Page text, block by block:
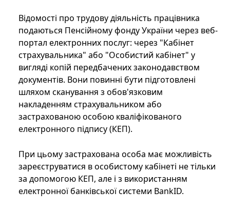
Відомості про трудову діяльність працівника
подаються Пенсійному фонду України через веб-
портал електронних послуг: через "Кабінет
страхувальника" або "Особистий кабінет" у
вигляді копій передбачених законодавством
документів. Вони повинні бути підготовлені
шляхом сканування з обов'язковим
накладенням страхувальником або
застрахованою особою кваліфікованого
електронного підпису (КЕП).
При цьому застрахована особа має можливість
зареєструватися в особистому кабінеті не тільки
за допомогою КЕП, але і з використанням
електронної банківської системи BankID.